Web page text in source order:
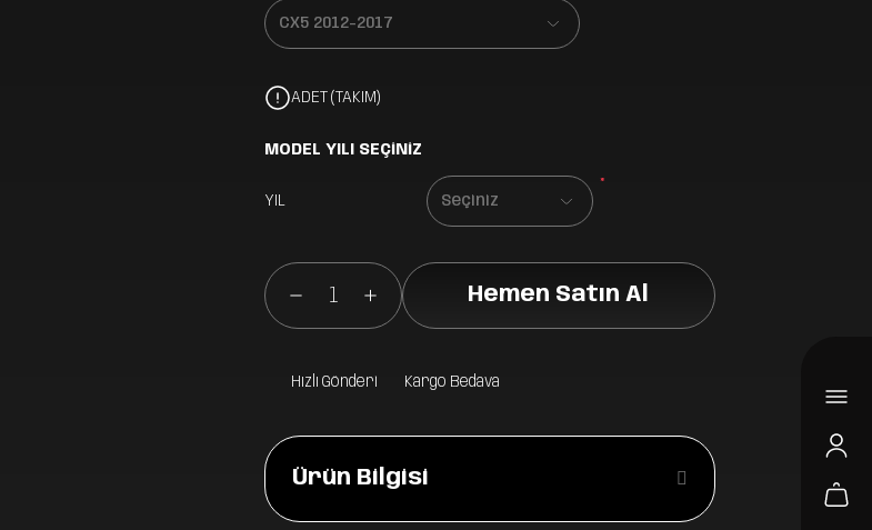
ADET (TAKIM)
MODEL YILI SEÇİNİZ
YIL
Hemen Satın Al
Hızlı Gönderi Kargo Bedava
Ürün Bilgisi